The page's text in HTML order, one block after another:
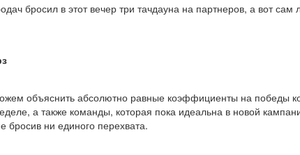
бросил в этот вечер три тачдауна на партнеров, а вот сам
объяснить абсолютно равные коэффициенты на победы
а также команды, которая пока идеальна в новой
бросив ни единого перехвата.